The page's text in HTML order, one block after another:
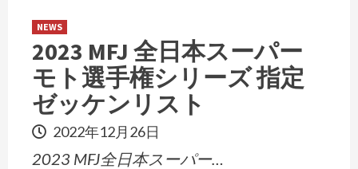
NEWS
2023 MFJ 全日本スーパー
モト選手権シリーズ 指定
ゼッケンリスト
2022年12月26日
2023 MFJ全日本スーパー…